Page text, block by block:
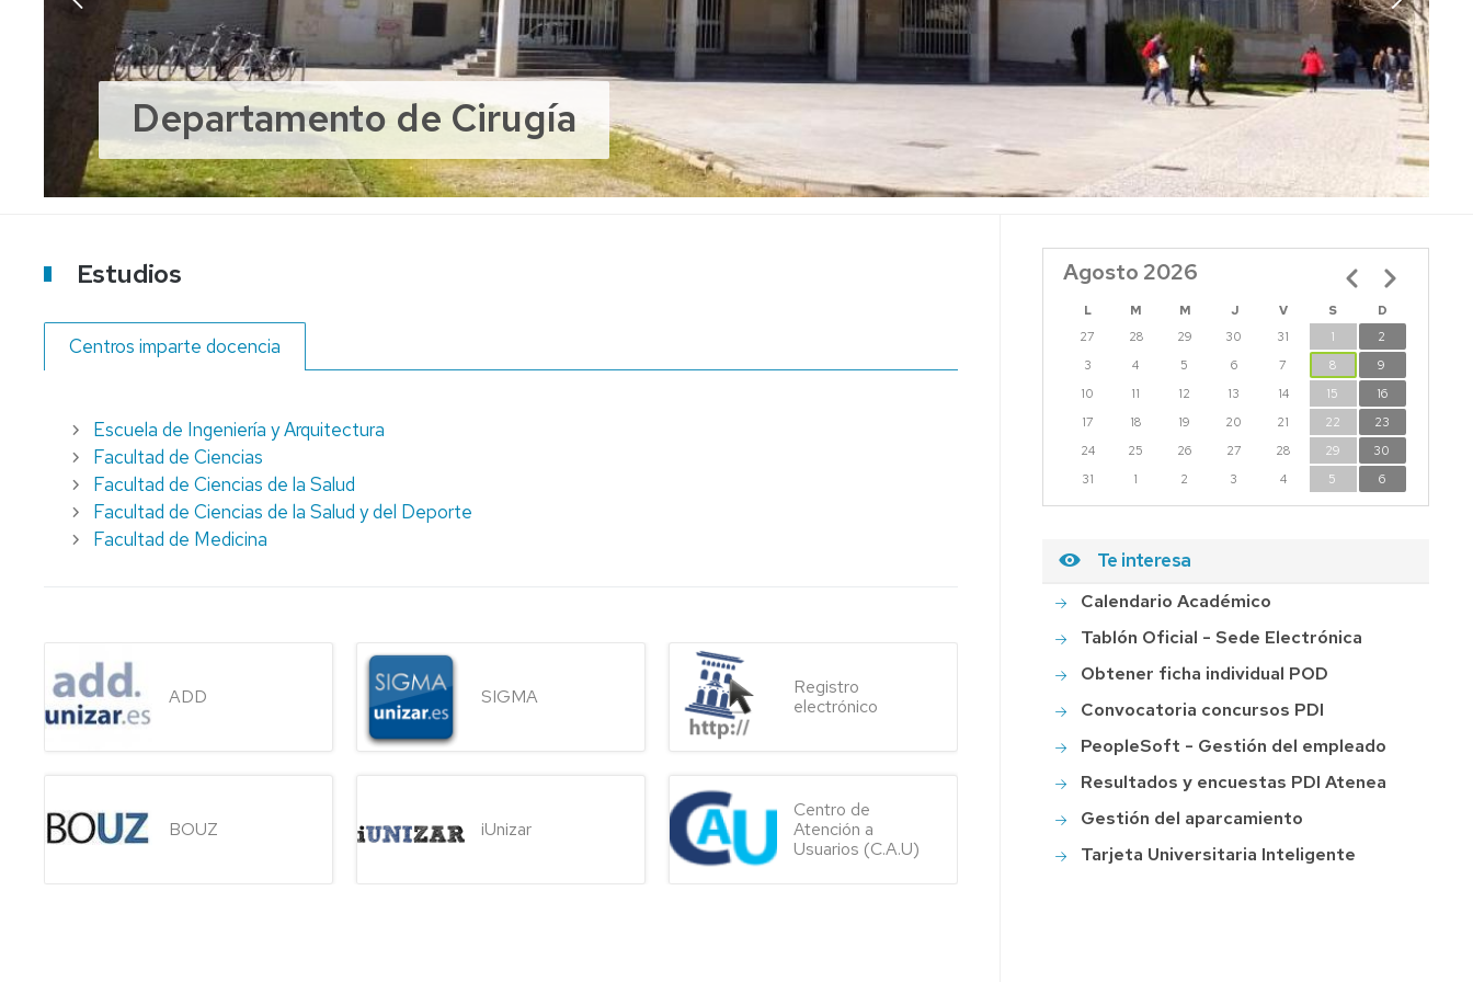
ÁREAS
PERSONAL
DOCENTE
E
INVESTIGADOR
PERSONAL
Y
SERVICIOS
INGENIERÍA
BIOMÉDICA
GRADO
EN
MEDICINA
GRADO
EN
MEDICINA
MÁSTER
UNIVERSITARIO
EN
INGENIERÍA
Departamento de Cirugía
Estudios
Centros imparte docencia
Escuela de Ingeniería y Arquitectura
Facultad de Ciencias
Facultad de Ciencias de la Salud
Facultad de Ciencias de la Salud y del Deporte
Facultad de Medicina
ADD SIGMA
Registro
electrónico
BOUZ iUnizar
Centro de
Atención a
Usuarios (C.A.U)
Agosto 2026
L M M J V S
D
27
28 29 30 31 1
2
3
4 5 6 7 8
9
10
11 12 13 14 15
16
17
18 19 20 21 22
23
24
25 26 27 28 29
30
31
1 2 3 4 5 6
Paginación
Te interesa
Calendario Académico
Tablón Oficial - Sede Electrónica
Obtener ficha individual POD
Convocatoria concursos PDI
PeopleSoft - Gestión del empleado
Resultados y encuestas PDI Atenea
Gestión del aparcamiento
Tarjeta Universitaria Inteligente